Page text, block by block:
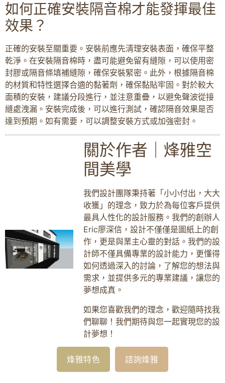
如何正確安裝隔音棉才能發揮最佳
效果？
正確的安裝至關重要。安裝前應先清理安裝表面，確保平整
乾淨。在安裝隔音棉時，盡可能避免留有縫隙，可以使用密
封膠或隔音條填補縫隙，確保安裝緊密。此外，根據隔音棉
的材質和特性選擇合適的黏著劑，確保黏貼牢固。對於較大
面積的安裝，建議分段進行，並注意重疊，以避免聲波從接
縫處洩漏。安裝完成後，可以進行測試，確認隔音效果是否
達到預期。如有需要，可以調整安裝方式或加強密封。
關於作者｜烽雅空
間美學
我們設計團隊秉持著「小小付出，大大
收獲」的理念，致力於為每位客戶提供
最具人性化的設計服務。我們的創辦人
Eric廖深信，設計不僅僅是圖紙上的創
作，更是與業主心靈的對話。我們的設
計師不僅具備專業的設計能力，更懂得
如何透過深入的討論，了解您的想法與
需求，並提供多元的專業建議，讓您的
夢想成真。
如果您喜歡我們的理念，歡迎隨時找我
們聊聊！我們期待與您一起實現您的設
計夢想！
烽雅特色 諮詢烽雅